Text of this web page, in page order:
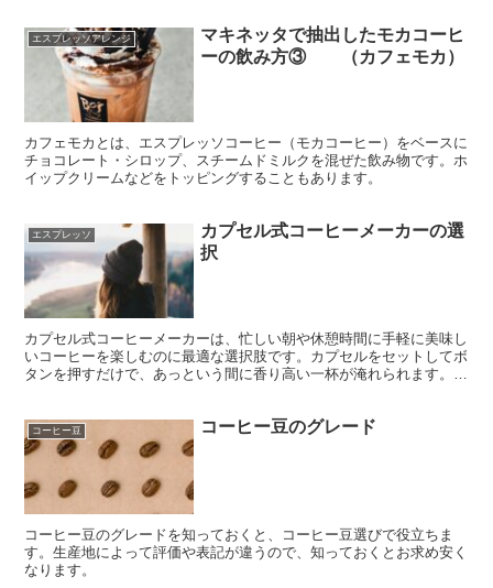
エスプレッソアレンジ
マキネッタで抽出したモカコーヒ
ーの飲み方③ （カフェモカ）
カフェモカとは、エスプレッソコーヒー（モカコーヒー）をベースに
チョコレート・シロップ、スチームドミルクを混ぜた飲み物です。ホ
イップクリームなどをトッピングすることもあります。
エスプレッソ
カプセル式コーヒーメーカーの選
択
カプセル式コーヒーメーカーは、忙しい朝や休憩時間に手軽に美味し
いコーヒーを楽しむのに最適な選択肢です。カプセルをセットしてボ
タンを押すだけで、あっという間に香り高い一杯が淹れられます。清
を選べるので、味の幅も広がります。素早く、美味しく、手軽なコー
ヒータイムを楽しみたい方にはぴったりの選択肢です。
コーヒー豆 コーヒー豆のグレード
コーヒー豆のグレードを知っておくと、コーヒー豆選びで役立ちま
す。生産地によって評価や表記が違うので、知っておくとお求め安く
なります。